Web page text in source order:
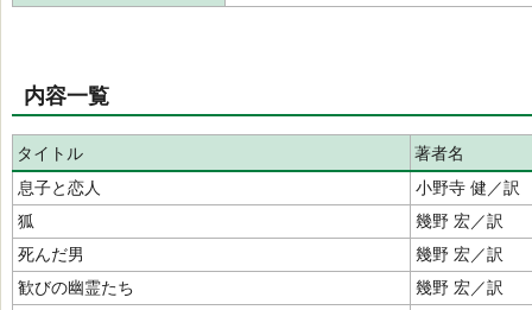
内容一覧
タイトル
著者名
息子と恋人
小野寺 健／訳
狐
幾野 宏／訳
死んだ男
幾野 宏／訳
歓びの幽霊たち
幾野 宏／訳